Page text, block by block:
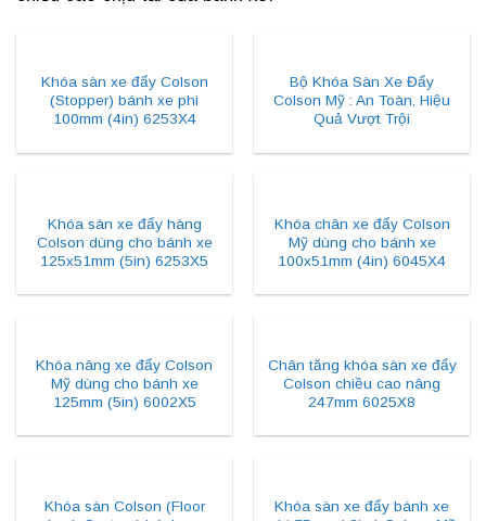
Khóa sàn xe đẩy Colson
(Stopper) bánh xe phi
100mm (4in) 6253X4
Bộ Khóa Sàn Xe Đẩy
Colson Mỹ : An Toàn, Hiệu
Quả Vượt Trội
Khóa sàn xe đẩy hàng
Colson dùng cho bánh xe
125x51mm (5in) 6253X5
Khóa chân xe đẩy Colson
Mỹ dùng cho bánh xe
100x51mm (4in) 6045X4
Khóa nâng xe đẩy Colson
Mỹ dùng cho bánh xe
125mm (5in) 6002X5
Chân tăng khóa sàn xe đẩy
Colson chiều cao nâng
247mm 6025X8
Khóa sàn Colson (Floor
Khóa sàn xe đẩy bánh xe